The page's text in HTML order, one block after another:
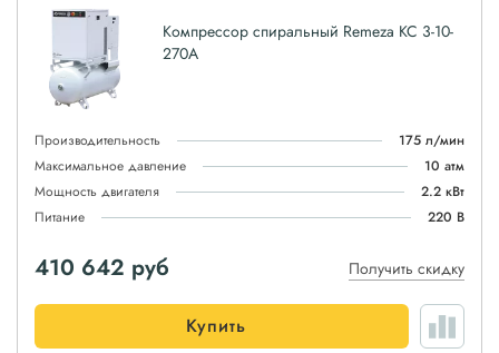
Компрессор спиральный Remeza КС 3-10-
270А
Производительность
175 л/мин
Максимальное давление
10 атм
Мощность двигателя
2.2 кВт
Питание
220 В
410 642 руб Получить скидку
Купить